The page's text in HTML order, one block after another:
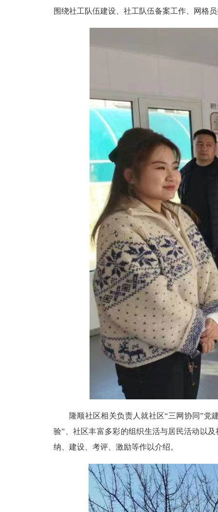
围绕社工队伍建设、社工队伍备案工作、网格
隆顺社区相关负责人就社区“三网协同”党
验”、社区丰富多彩的组织生活与居民活动以
纳、建设、考评、激励等作以介绍。